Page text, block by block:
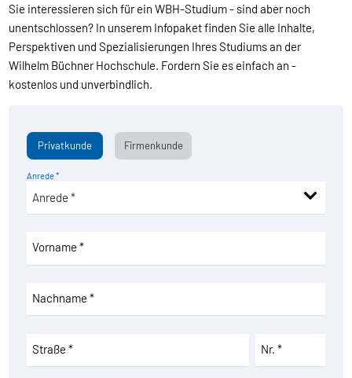
Sie interessieren sich für ein WBH-Studium - sind aber noch
unentschlossen? In unserem Infopaket finden Sie alle Inhalte,
Perspektiven und Spezialisierungen Ihres Studiums an der
Wilhelm Büchner Hochschule. Fordern Sie es einfach an -
kostenlos und unverbindlich.
Privatkunde Firmenkunde
Anrede *
Vorname *
Nachname *
Straße * Nr. *